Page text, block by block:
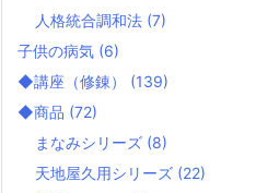
人格統合調和法 (7)
子供の病気 (6)
◆講座（修錬） (139)
◆商品 (72)
まなみシリーズ (8)
天地屋久用シリーズ (22)